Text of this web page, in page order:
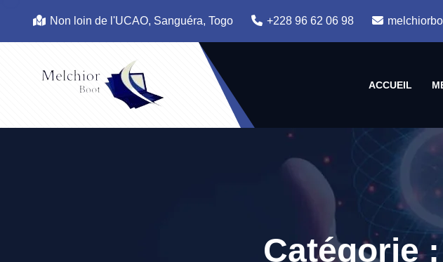
Non loin de l'UCAO, Sanguéra, Togo +228 96 62 06 98
ACCUEIL
Catégorie :